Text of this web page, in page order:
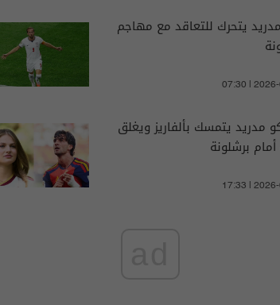
يتحرك للتعاقد مع مهاجم
07:30 | 2026-
مدريد يتمسك بألفاريز ويغلق
أمام برشلونة
17:33 |